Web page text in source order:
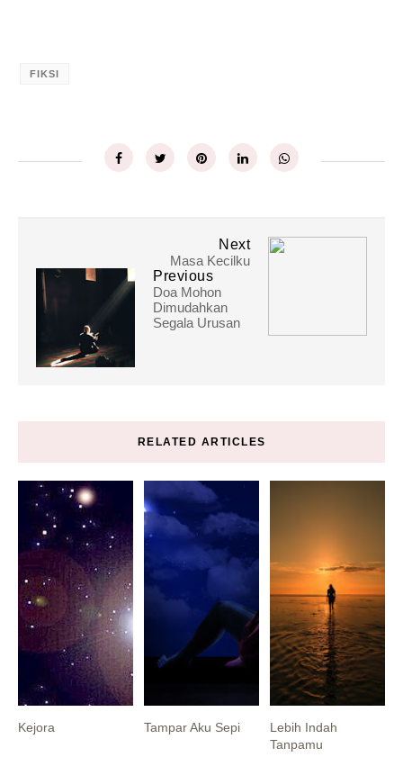
FIKSI
Next
Masa Kecilku
Previous
Doa Mohon
Dimudahkan
Segala Urusan
RELATED ARTICLES
Kejora Tampar Aku Sepi
Lebih Indah
Tanpamu